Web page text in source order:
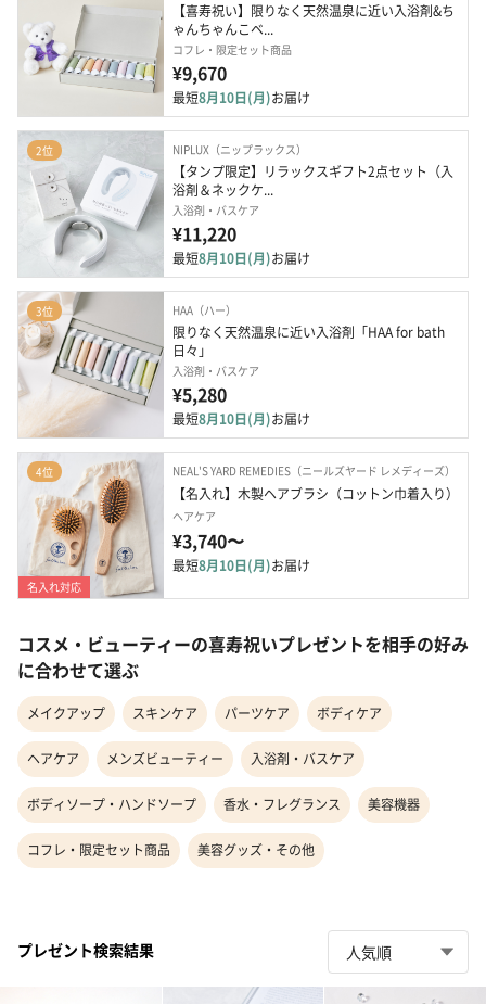
【喜寿祝い】限りなく天然温泉に近い入浴剤&ち
ゃんちゃんこベ...
コフレ・限定セット商品
¥9,670
最短8月10日(月)お届け
2位 NIPLUX（ニップラックス）
【タンプ限定】リラックスギフト2点セット（入
浴剤＆ネックケ...
入浴剤・バスケア
¥11,220
最短8月10日(月)お届け
3位 HAA（ハー）
限りなく天然温泉に近い入浴剤「HAA for bath
日々」
入浴剤・バスケア
¥5,280
最短8月10日(月)お届け
4位
名入れ対応
NEAL'S YARD REMEDIES（ニールズヤード レメディーズ）
【名入れ】木製ヘアブラシ（コットン巾着入り）
ヘアケア
¥3,740〜
最短8月10日(月)お届け
コスメ・ビューティーの喜寿祝いプレゼントを相手の好み
に合わせて選ぶ
メイクアップ スキンケア パーツケア ボディケア
ヘアケア メンズビューティー 入浴剤・バスケア
ボディソープ・ハンドソープ 香水・フレグランス 美容機器
コフレ・限定セット商品 美容グッズ・その他
プレゼント検索結果